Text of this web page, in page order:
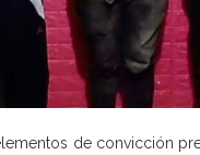
de convicción